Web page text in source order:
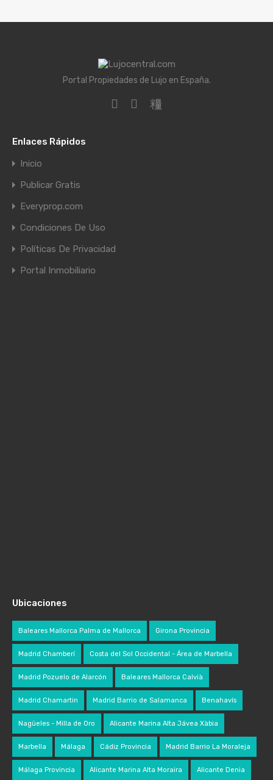
Portal Propiedades de Lujo en España.
Enlaces Rápidos
Inicio
Publicar Gratis
Everyprop.com
Condiciones De Uso
Políticas De Privacidad
Portal Inmobiliario
Ubicaciones
Baleares Mallorca Palma de Mallorca Girona Provincia
Madrid Chamberí Costa del Sol Occidental - Área de Marbella
Madrid Pozuelo de Alarcón Baleares Mallorca Calvià
Madrid Chamartin Madrid Barrio de Salamanca Benahavís
Nagüeles - Milla de Oro Alicante Marina Alta Jávea Xàbia
Marbella Málaga Cádiz Provincia Madrid Barrio La Moraleja
Málaga Provincia Alicante Marina Alta Moraira Alicante Denia